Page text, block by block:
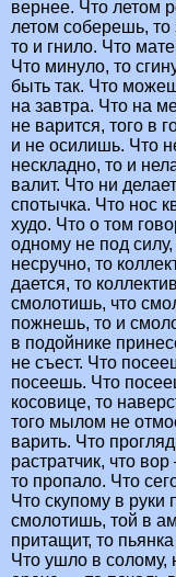
вернее. Что летом
летом соберешь,
то и гнило. Что
Что минуло, то
быть так. Что
на завтра. Что на
не варится, того в
и не осилишь. Что
нескладно, то и
валит. Что ни
спотычка. Что нос
худо. Что о том
одному не под силу,
несручно, то
дается, то
смолотишь, что
пожнешь, то и
в подойнике
не съест. Что
посеешь. Что
косовице, то
того мылом не
варить. Что
растратчик, что
то пропало. Что
Что скупому в руки
смолотишь, той в
притащит, то
Что ушло в солому,